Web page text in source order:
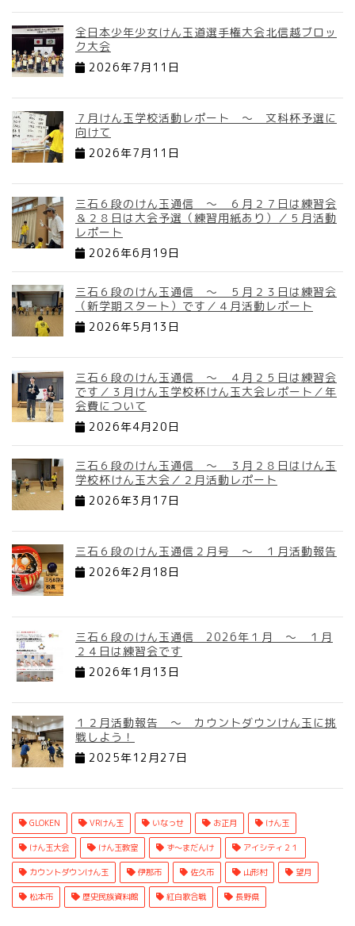
全日本少年少女けん玉道選手権大会北信越ブロッ
ク大会
2026年7月11日
７月けん玉学校活動レポート ～ 文科杯予選に
向けて
2026年7月11日
三石６段のけん玉通信 ～ ６月２７日は練習会
＆２８日は大会予選（練習用紙あり）／５月活動
レポート
2026年6月19日
三石６段のけん玉通信 ～ ５月２３日は練習会
（新学期スタート）です／４月活動レポート
2026年5月13日
三石６段のけん玉通信 ～ ４月２５日は練習会
です／３月けん玉学校杯けん玉大会レポート／年
会費について
2026年4月20日
三石６段のけん玉通信 ～ ３月２８日はけん玉
学校杯けん玉大会／２月活動レポート
2026年3月17日
三石６段のけん玉通信２月号 ～ １月活動報告
2026年2月18日
三石６段のけん玉通信 2026年１月 ～ １月
２４日は練習会です
2026年1月13日
１２月活動報告 ～ カウントダウンけん玉に挑
戦しよう！
2025年12月27日
GLOKEN VRけん玉 いなっせ お正月 けん玉
けん玉大会 けん玉教室 ず～まだんけ アイシティ２１
カウントダウンけん玉 伊那市 佐久市 山形村 望月
松本市 歴史民族資料館 紅白歌合戦 長野県